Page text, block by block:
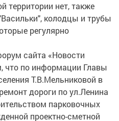
территории нет, также
колодцы и трубы
регулярно
сайта «Новости
что по информации Главы
Т.В.Мельниковой в
дороги по ул.Ленина
парковочных
проектно-сметной